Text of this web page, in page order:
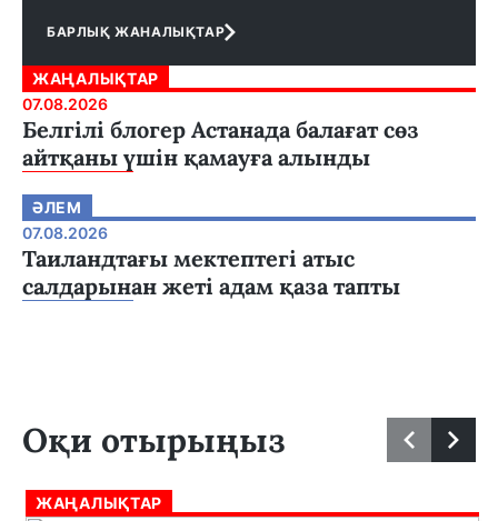
БАРЛЫҚ ЖАНАЛЫҚТАР
ЖАҢАЛЫҚТАР
07.08.2026
Белгілі блогер Астанада балағат сөз
айтқаны үшін қамауға алынды
ӘЛЕМ
07.08.2026
Таиландтағы мектептегі атыс
салдарынан жеті адам қаза тапты
Оқи отырыңыз
ЖАҢАЛЫҚТАР